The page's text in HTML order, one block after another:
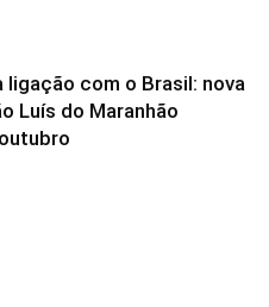
com o Brasil: nova
Luís do Maranhão